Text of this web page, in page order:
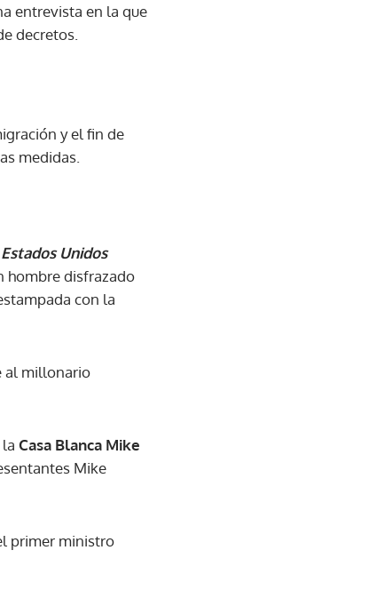
entrevista en la que
decretos.
y el fin de
medidas.
Unidos
hombre disfrazado
con la
al millonario
Casa Blanca Mike
Mike
primer ministro